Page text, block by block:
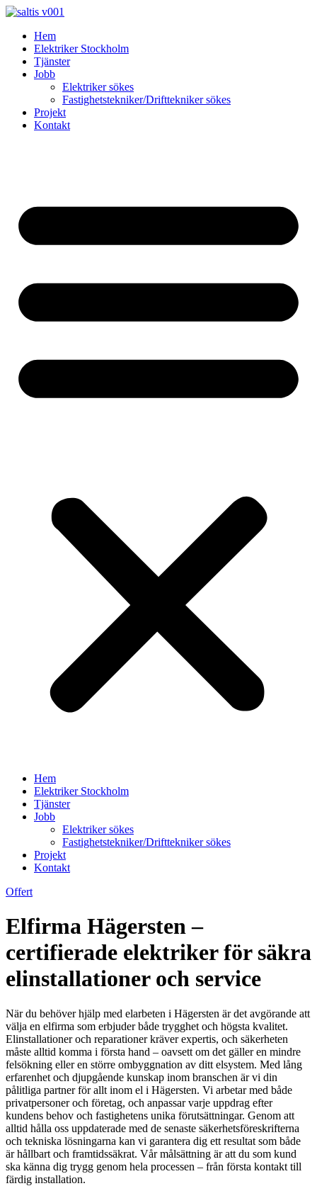
Skip
contentHem
Elektriker Stockholm
Tjänster
Jobb
Elektriker sökes
Fastighetstekniker/Drifttekniker sökes
Projekt
Kontakt
Hem
Elektriker Stockholm
Tjänster
Jobb
Elektriker sökes
Fastighetstekniker/Drifttekniker sökes
Projekt
Kontakt
Offert
Elfirma Hägersten –
certifierade elektriker för säkra
elinstallationer och service
När du behöver hjälp med elarbeten i Hägersten är det avgörande att
välja en elfirma som erbjuder både trygghet och högsta kvalitet.
Elinstallationer och reparationer kräver expertis, och säkerheten
måste alltid komma i första hand – oavsett om det gäller en mindre
felsökning eller en större ombyggnation av ditt elsystem. Med lång
erfarenhet och djupgående kunskap inom branschen är vi din
pålitliga partner för allt inom el i Hägersten. Vi arbetar med både
privatpersoner och företag, och anpassar varje uppdrag efter
kundens behov och fastighetens unika förutsättningar. Genom att
alltid hålla oss uppdaterade med de senaste säkerhetsföreskrifterna
och tekniska lösningarna kan vi garantera dig ett resultat som både
är hållbart och framtidssäkrat. Vår målsättning är att du som kund
ska känna dig trygg genom hela processen – från första kontakt till
färdig installation.